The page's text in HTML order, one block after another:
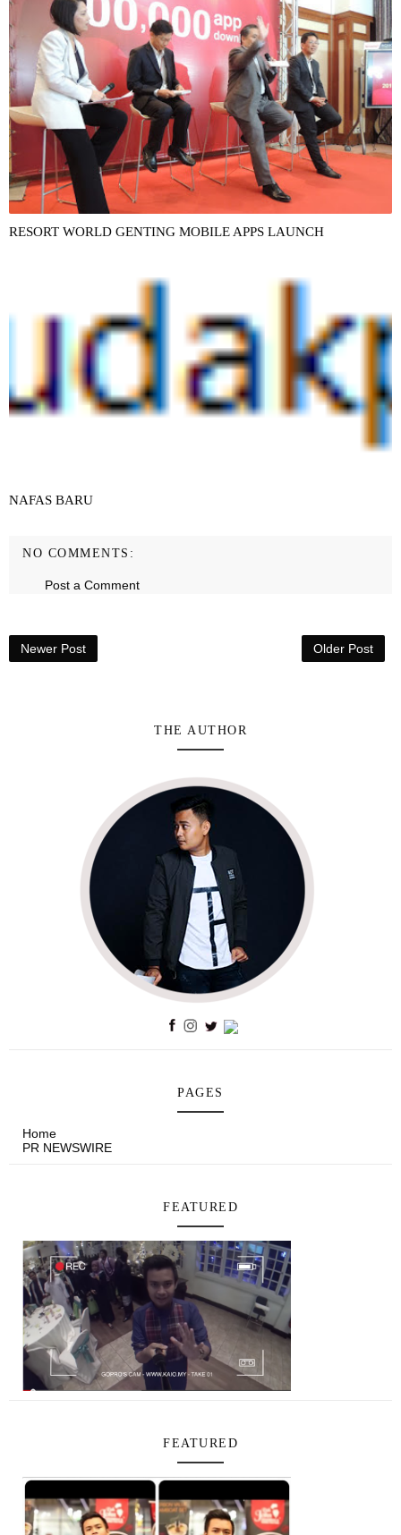
RESORT WORLD GENTING MOBILE APPS LAUNCH
NAFAS BARU
NO COMMENTS:
Post a Comment
Newer Post Older Post
THE AUTHOR
PAGES
Home
PR NEWSWIRE
FEATURED
FEATURED